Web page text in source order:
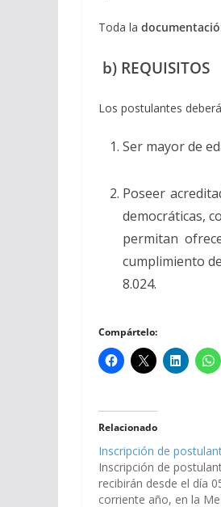
Toda la
b) REQUISITOS
Los postulantes
Ser mayor de
Poseer
democráticas,
permitan
cumplimiento
8.024.
Compártelo:
Relacionado
Inscripción de
Inscripción de
recibirán desde el día
corriente año, en la